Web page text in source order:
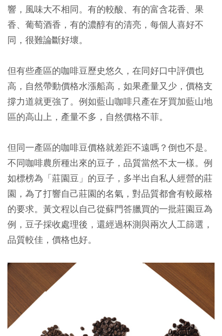
響，風味大不相同。有的較酸、有的富含花香、果
香、葡萄酒香，有的濃醇有的清亮，每個人喜好不
同，很難論斷好壞。
但有些產區的咖啡豆歷史悠久，在同好口中評價也
高，自然帶動價格水漲船高，如果產量又少，價格支
撐力道就更強了。例如藍山咖啡只產在牙買加藍山地
區的高山上，產量不多，自然價格不菲。
但同一產區的咖啡豆價格就差距不遠嗎？倒也不是。
不同咖啡農所種出來的豆子，品質當然不太一樣。例
如標榜為「莊園豆」的豆子，多半出自私人經營的莊
園，為了打響自己莊園的名氣，對品質都會有較嚴格
的要求。黃文程以自己從蘇門答臘買的一批莊園豆為
例，豆子採收處理後，還經過杯測與兩次人工篩選，
品質較佳，價格也好。